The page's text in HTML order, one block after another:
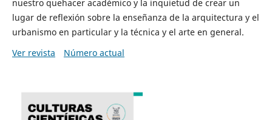
nuestro quehacer académico y la inquietud de crear un
lugar de reflexión sobre la enseñanza de la arquitectura y el
urbanismo en particular y la técnica y el arte en general.
Ver revista
Número actual